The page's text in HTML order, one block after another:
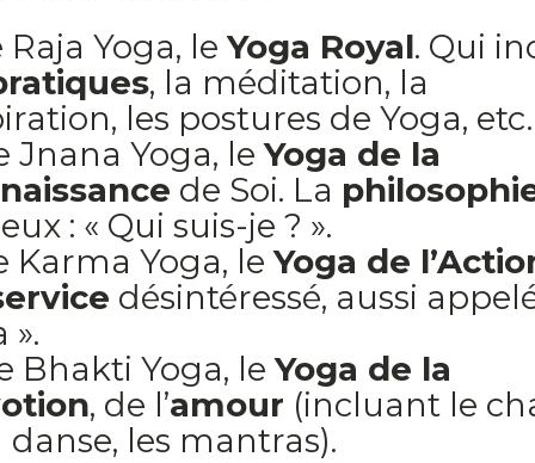
Raja Yoga, leYoga Royal. Qui
, la méditation, la
les postures de Yoga,
Jnana Yoga, leYoga de la
de Soi. La
: « Qui suis-je ? ».
Karma Yoga, leYoga de
désintéressé, aussi
».
Bhakti Yoga, leYoga de la
, de l’amour (incluant le
danse, les mantras).